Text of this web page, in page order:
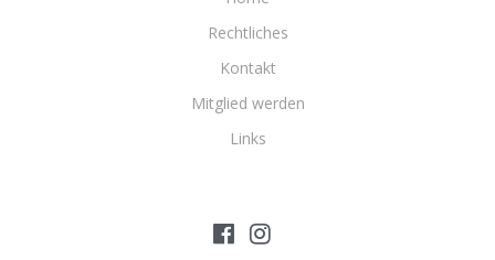
Rechtliches
Kontakt
Mitglied werden
Links